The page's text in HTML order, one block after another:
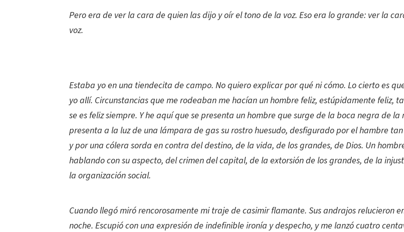
Pero era de ver la cara de quien las dijo y oír el tono de la voz. Eso era lo grande: ver la
voz.
Estaba yo en una tiendecita de campo. No quiero explicar por qué ni cómo. Lo cierto es
yo allí. Circunstancias que me rodeaban me hacían un hombre feliz, estúpidamente feliz,
se es feliz siempre. Y he aquí que se presenta un hombre que surge de la boca negra de la
presenta a la luz de una lámpara de gas su rostro huesudo, desfigurado por el hambre
y por una cólera sorda en contra del destino, de la vida, de los grandes, de Dios. Un
hablando con su aspecto, del crimen del capital, de la extorsión de los grandes, de la
la organización social.
Cuando llegó miró rencorosamente mi traje de casimir flamante. Sus andrajos relucieron
noche. Escupió con una expresión de indefinible ironía y despecho, y me lanzó cuatro